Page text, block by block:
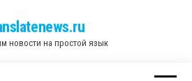
новости на простой язык